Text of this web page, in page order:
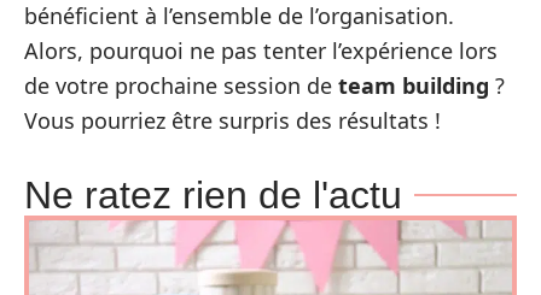
bénéficient à l’ensemble de l’organisation.
Alors, pourquoi ne pas tenter l’expérience lors
de votre prochaine session de team building ?
Vous pourriez être surpris des résultats !
Ne ratez rien de l'actu